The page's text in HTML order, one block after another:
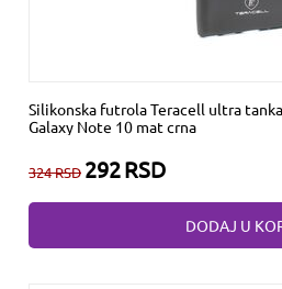
Silikonska futrola Teracell ultra
Galaxy Note 10 mat crna
324RSD 292RSD
DODAJ U